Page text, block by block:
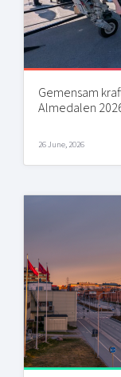
Gemensam
Almedalen
26 June, 2026